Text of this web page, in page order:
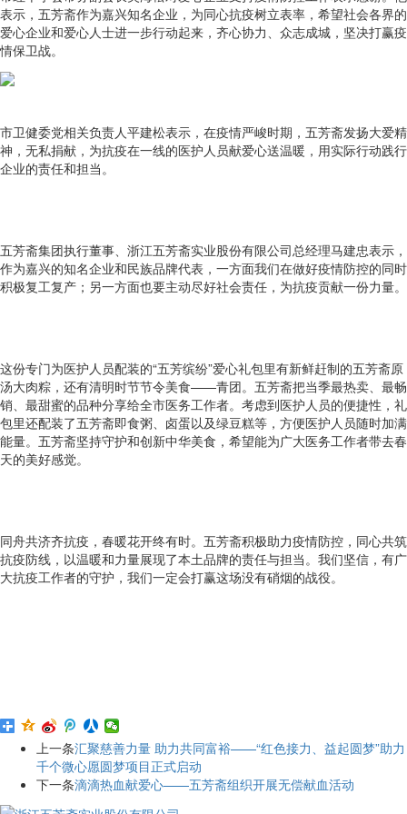
表示，五芳斋作为嘉兴知名企业，为同心抗疫树立表率，希望社会各界的
爱心企业和爱心人士进一步行动起来，齐心协力、众志成城，坚决打赢疫
情保卫战。
市卫健委党相关负责人平建松表示，在疫情严峻时期，五芳斋发扬大爱精
神，无私捐献，为抗疫在一线的医护人员献爱心送温暖，用实际行动践行
企业的责任和担当。
五芳斋集团执行董事、浙江五芳斋实业股份有限公司总经理马建忠表示，
作为嘉兴的知名企业和民族品牌代表，一方面我们在做好疫情防控的同时
积极复工复产；另一方面也要主动尽好社会责任，为抗疫贡献一份力量。
这份专门为医护人员配装的“五芳缤纷”爱心礼包里有新鲜赶制的五芳斋原
汤大肉粽，还有清明时节节令美食——青团。五芳斋把当季最热卖、最畅
销、最甜蜜的品种分享给全市医务工作者。考虑到医护人员的便捷性，礼
包里还配装了五芳斋即食粥、卤蛋以及绿豆糕等，方便医护人员随时加满
能量。五芳斋坚持守护和创新中华美食，希望能为广大医务工作者带去春
天的美好感觉。
同舟共济齐抗疫，春暖花开终有时。五芳斋积极助力疫情防控，同心共筑
抗疫防线，以温暖和力量展现了本土品牌的责任与担当。我们坚信，有广
大抗疫工作者的守护，我们一定会打赢这场没有硝烟的战役。
上一条汇聚慈善力量 助力共同富裕——“红色接力、益起圆梦”助力
千个微心愿圆梦项目正式启动
下一条滴滴热血献爱心——五芳斋组织开展无偿献血活动